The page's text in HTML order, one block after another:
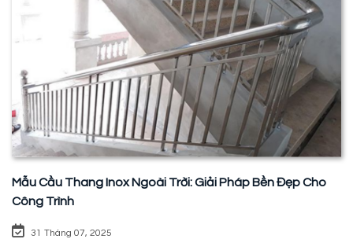
Mẫu Cầu Thang Inox Ngoài Trời: Giải Pháp Bền Đẹp Cho
Công Trình
31 Tháng 07, 2025